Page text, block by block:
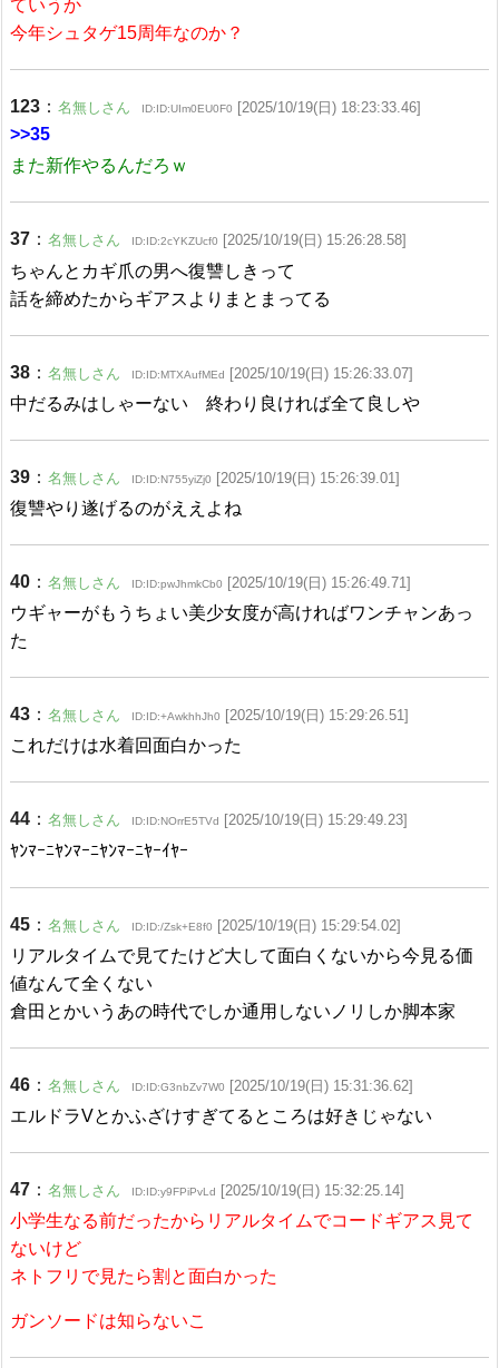
ていうか
今年シュタゲ15周年なのか？
123 ： 名無しさん ID:ID:UIm0EU0F0 [2025/10/19(日) 18:23:33.46]
>>35
また新作やるんだろｗ
37 ： 名無しさん ID:ID:2cYKZUcf0 [2025/10/19(日) 15:26:28.58]
ちゃんとカギ爪の男へ復讐しきって
話を締めたからギアスよりまとまってる
38 ： 名無しさん ID:ID:MTXAufMEd [2025/10/19(日) 15:26:33.07]
中だるみはしゃーない 終わり良ければ全て良しや
39 ： 名無しさん ID:ID:N755yiZj0 [2025/10/19(日) 15:26:39.01]
復讐やり遂げるのがええよね
40 ： 名無しさん ID:ID:pwJhmkCb0 [2025/10/19(日) 15:26:49.71]
ウギャーがもうちょい美少女度が高ければワンチャンあっ
た
43 ： 名無しさん ID:ID:+AwkhhJh0 [2025/10/19(日) 15:29:26.51]
これだけは水着回面白かった
44 ： 名無しさん ID:ID:NOrrE5TVd [2025/10/19(日) 15:29:49.23]
ﾔﾝﾏｰﾆﾔﾝﾏｰﾆﾔﾝﾏｰﾆﾔｰｲﾔｰ
45 ： 名無しさん ID:ID:/Zsk+E8f0 [2025/10/19(日) 15:29:54.02]
リアルタイムで見てたけど大して面白くないから今見る価
値なんて全くない
倉田とかいうあの時代でしか通用しないノリしか脚本家
46 ： 名無しさん ID:ID:G3nbZv7W0 [2025/10/19(日) 15:31:36.62]
エルドラVとかふざけすぎてるところは好きじゃない
47 ： 名無しさん ID:ID:y9FPiPvLd [2025/10/19(日) 15:32:25.14]
小学生なる前だったからリアルタイムでコードギアス見て
ないけど
ネトフリで見たら割と面白かった
ガンソードは知らないこ